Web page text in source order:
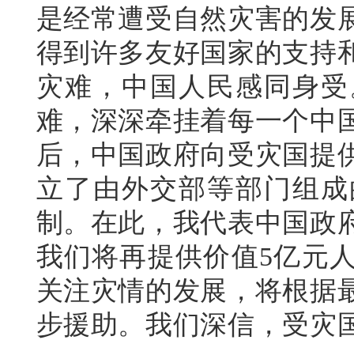
是经常遭受自然灾害的发
得到许多友好国家的支持
灾难，中国人民感同身
难，深深牵挂着每一个中
后，中国政府向受灾国提
立了由外交部等部门组
制。在此，我代表中国政
我们将再提供价值5亿元
关注灾情的发展，将根据
步援助。我们深信，受灾